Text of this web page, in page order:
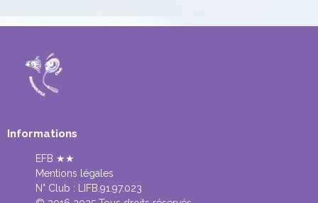
Informations
EFB ★★
Mentions légales
N° Club :
LIFB.91.97.023